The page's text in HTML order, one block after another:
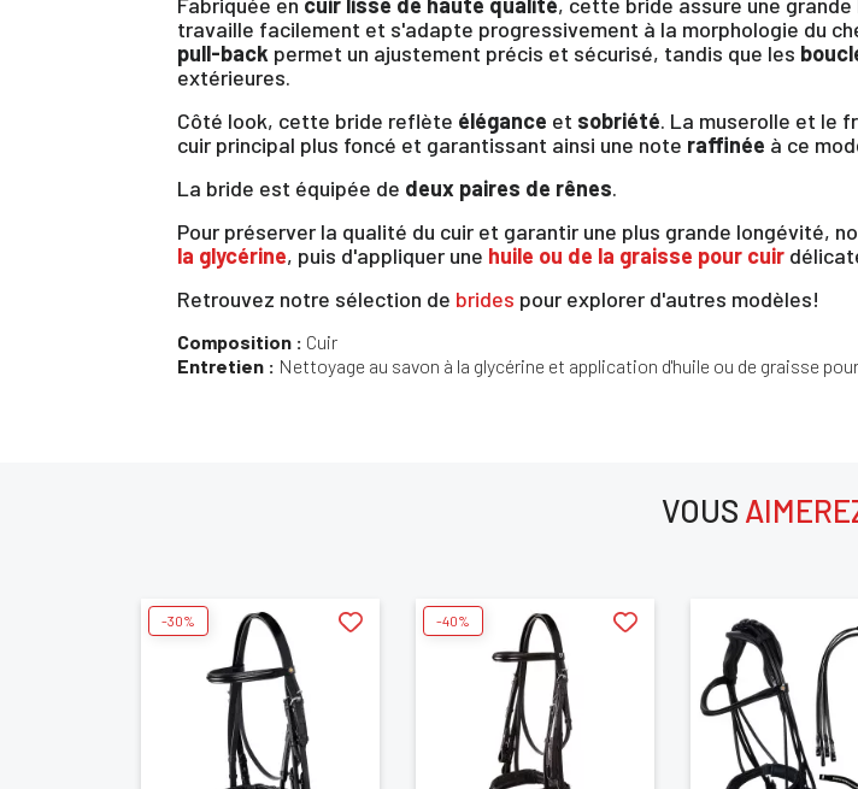
travaille facilement et s'adapte progressivement à la morphologie du
pull-back permet un ajustement précis et sécurisé, tandis que les
extérieures.
Côté look, cette bride reflète élégance et sobriété. La muserolle et le
cuir principal plus foncé et garantissant ainsi une note raffinée à ce
La bride est équipée de deux paires de rênes.
Pour préserver la qualité du cuir et garantir une plus grande longévité,
la glycérine, puis d'appliquer une huile ou de la graisse pour cuir
Retrouvez notre sélection de brides pour explorer d'autres modèles!
Composition : Cuir
Entretien : Nettoyage au savon à la glycérine et application d'huile ou de graisse
VOUS
-30% -40%
×
Vous devez être connecté pour
ANNULER